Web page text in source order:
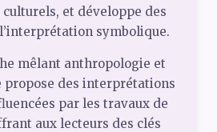
et développe des
symbolique.
mêlant anthropologie et
propose des interprétations
par les travaux de
aux lecteurs des clés